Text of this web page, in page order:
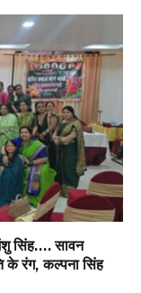
सिंह…. सावन
के रंग, कल्पना सिंह